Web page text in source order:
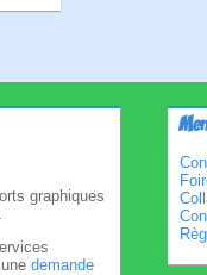
graphiques
demande